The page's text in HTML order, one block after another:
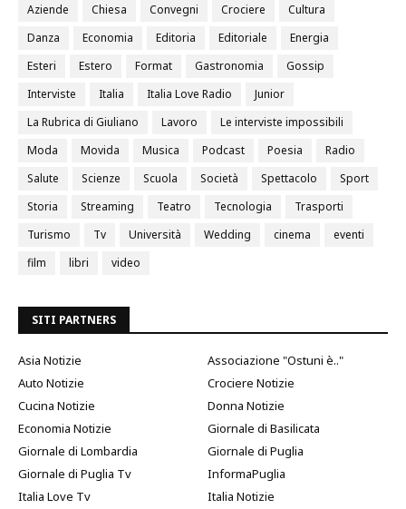
Aziende
Chiesa Convegni Crociere
Cultura
Danza
Economia Editoria Editoriale
Energia
Esteri
Estero Format Gastronomia
Gossip
Interviste
Italia Italia Love Radio
Junior
La Rubrica di Giuliano
Lavoro
Le interviste impossibili
Moda
Movida Musica Podcast Poesia
Radio
Salute
Scienze Scuola Società Spettacolo
Sport
Storia
Streaming Teatro Tecnologia
Trasporti
Turismo
Tv Università Wedding cinema
eventi
film
libri video
SITI PARTNERS
Asia Notizie
Associazione "Ostuni è.."
Auto Notizie
Crociere Notizie
Cucina Notizie
Donna Notizie
Economia Notizie
Giornale di Basilicata
Giornale di Lombardia
Giornale di Puglia
Giornale di Puglia Tv
InformaPuglia
Italia Love Tv
Italia Notizie